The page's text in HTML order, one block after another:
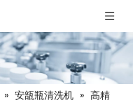
» 安瓿瓶清洗机 » 高精